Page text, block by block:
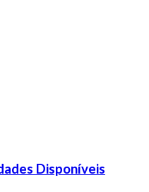
Disponíveis